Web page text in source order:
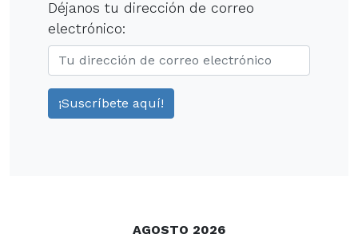
Déjanos tu dirección de correo
electrónico:
AGOSTO 2026